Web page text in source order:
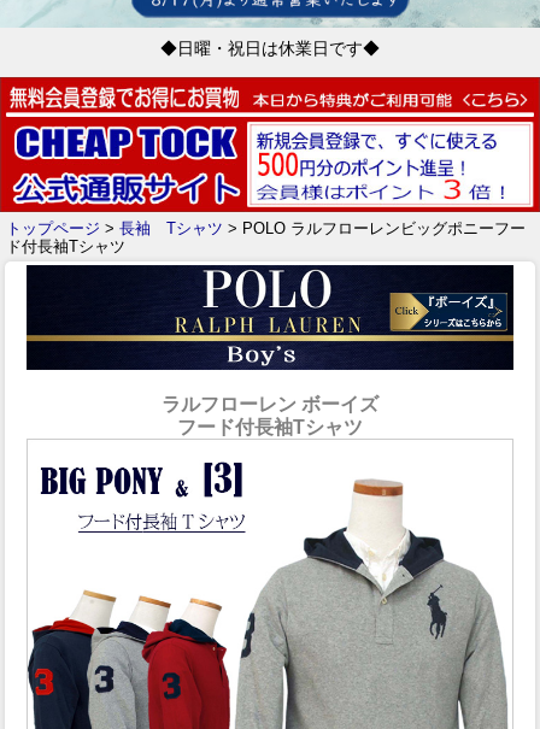
◆日曜・祝日は休業日です◆
トップページ > 長袖 Tシャツ > POLO ラルフローレンビッグポニーフー
ド付長袖Tシャツ
ラルフローレン ボーイズ
フード付長袖Tシャツ